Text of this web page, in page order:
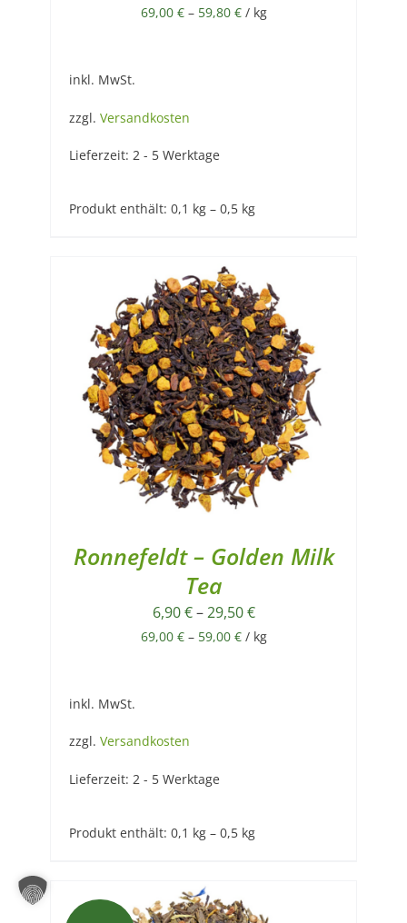
69,00 €– 59,80 €/ kg
inkl. MwSt.
zzgl. Versandkosten
Lieferzeit: 2 - 5 Werktage
Produkt enthält: 0,1 kg – 0,5 kg
Ronnefeldt – Golden Milk
Tea
6,90€–29,50€
69,00 €– 59,00 €/ kg
inkl. MwSt.
zzgl. Versandkosten
Lieferzeit: 2 - 5 Werktage
Produkt enthält: 0,1 kg – 0,5 kg